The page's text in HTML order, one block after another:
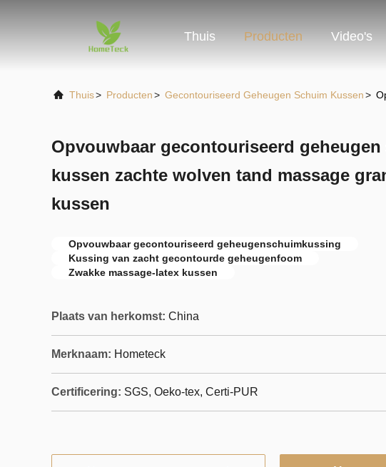
Thuis Producten Video's
Thuis> Producten> Gecontouriseerd Geheugen Schuim Kussen>
Opvouwbaar gecontouriseerd
kussen zachte wolven tand massage
kussen
Opvouwbaar gecontouriseerd geheugenschuimkussing
Kussing van zacht gecontourde geheugenfoom
Zwakke massage-latex kussen
Plaats van herkomst: China
Merknaam: Hometeck
Certificering: SGS, Oeko-tex, Certi-PUR